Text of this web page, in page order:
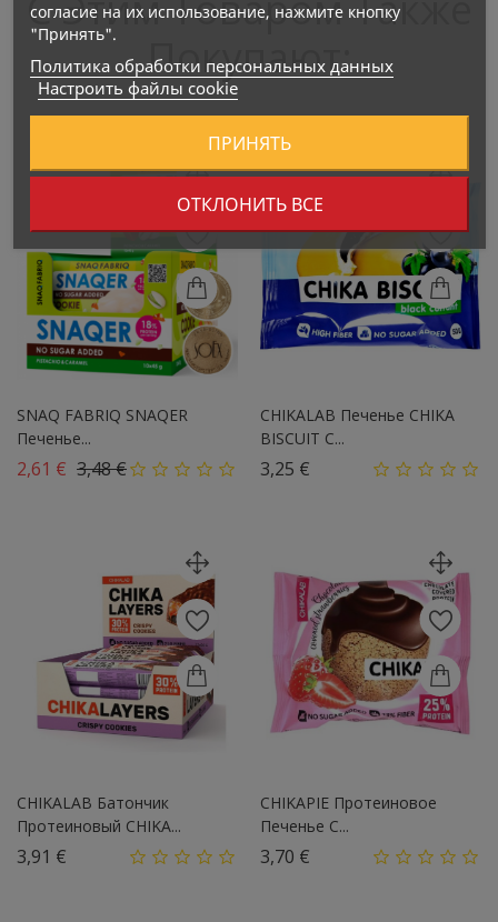
Покупают:
SNAQ FABRIQ SNAQER
Печенье...
2,61 € Базовая цена
3,48 €Цена
CHIKALAB Печенье CHIKA
BISCUIT С...
3,25 €
CHIKALAB Батончик
Протеиновый CHIKA...
3,91 €
CHIKAPIE Протеиновое
Печенье С...
3,70 €
согласие на их использование, нажмите кнопку
"Принять".
Политика обработки персональных данных
Настроить файлы cookie
ОТКЛОНИТЬ ВСЕ
ПРИНЯТЬ